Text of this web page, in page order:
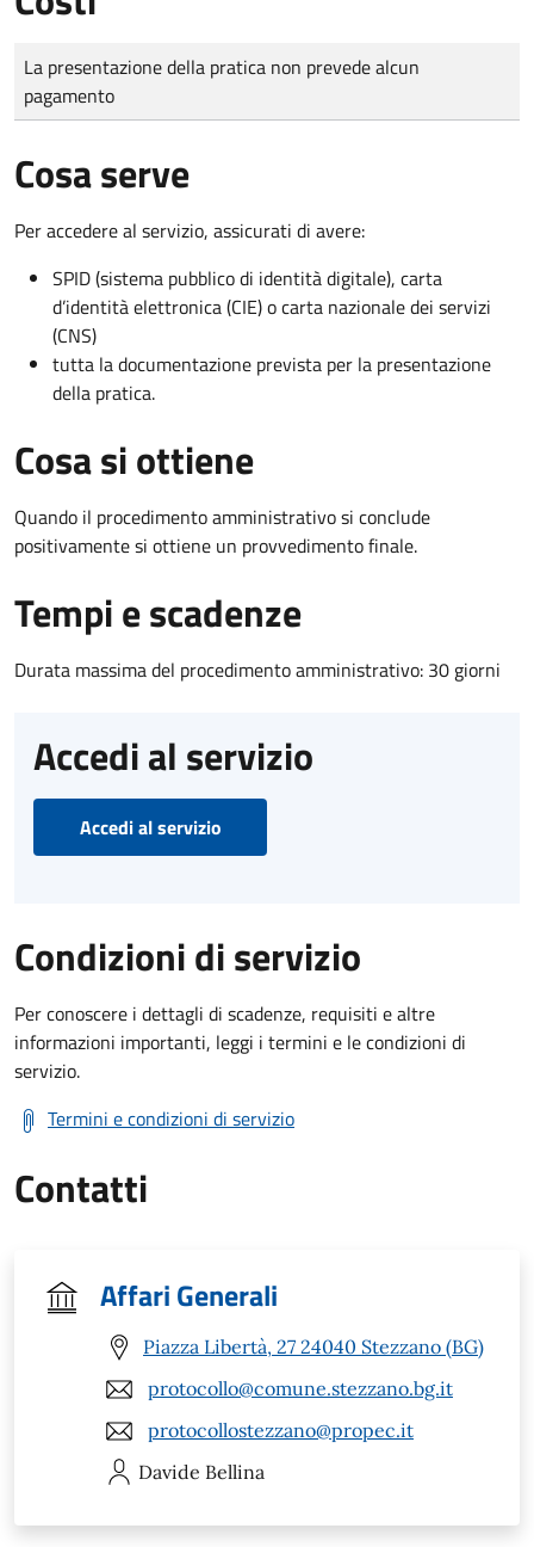
Tipo di pagamento
Importo
La presentazione della pratica non prevede alcun
pagamento
Cosa serve
Per accedere al servizio, assicurati di avere:
SPID (sistema pubblico di identità digitale), carta
d’identità elettronica (CIE) o carta nazionale dei servizi
(CNS)
tutta la documentazione prevista per la presentazione
della pratica.
Cosa si ottiene
Quando il procedimento amministrativo si conclude
positivamente si ottiene un provvedimento finale.
Tempi e scadenze
Durata massima del procedimento amministrativo: 30 giorni
Accedi al servizio
Accedi al servizio
Condizioni di servizio
Per conoscere i dettagli di scadenze, requisiti e altre
informazioni importanti, leggi i termini e le condizioni di
servizio.
Termini e condizioni di servizio
Contatti
Affari Generali
Piazza Libertà, 27 24040 Stezzano (BG)
protocollo@comune.stezzano.bg.it
protocollostezzano@propec.it
Davide Bellina